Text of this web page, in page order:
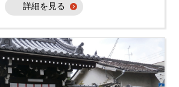
詳細を見る